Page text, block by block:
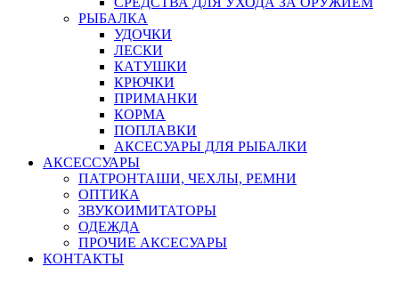
РЫБАЛКА
УДОЧКИ
ЛЕСКИ
КАТУШКИ
КРЮЧКИ
ПРИМАНКИ
КОРМА
ПОПЛАВКИ
АКСЕСУАРЫ ДЛЯ РЫБАЛКИ
АКСЕССУАРЫ
ПАТРОНТАШИ, ЧЕХЛЫ, РЕМНИ
ОПТИКА
ЗВУКОИМИТАТОРЫ
ОДЕЖДА
ПРОЧИЕ АКСЕСУАРЫ
КОНТАКТЫ